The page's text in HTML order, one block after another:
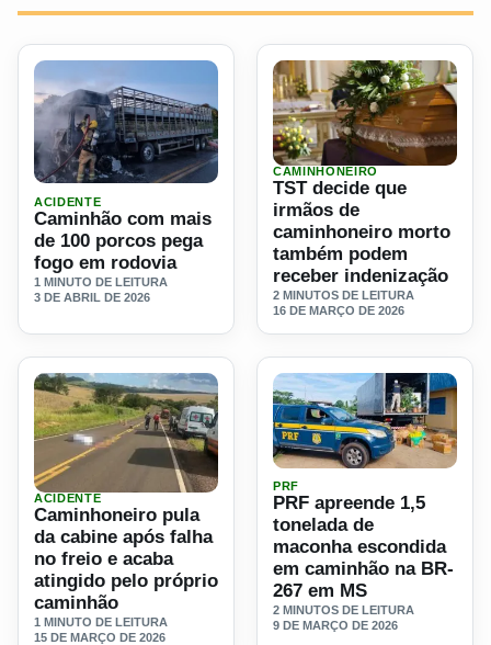
Ler materia: Caminhão com mais de 100 porcos pega
ACIDENTE
Caminhão com mais
de 100 porcos pega
fogo em rodovia
1 MINUTO DE LEITURA
3 DE ABRIL DE 2026
Ler materia: TST decide
CAMINHONEIRO
TST decide que
irmãos de
caminhoneiro morto
também podem
receber indenização
2 MINUTOS DE LEITURA
16 DE MARÇO DE 2026
Ler materia: Caminhoneiro pula da cabine após falha no
ACIDENTE
Caminhoneiro pula
da cabine após falha
no freio e acaba
atingido pelo próprio
caminhão
1 MINUTO DE LEITURA
15 DE MARÇO DE 2026
Ler materia: PRF
PRF
PRF apreende 1,5
tonelada de
maconha escondida
em caminhão na BR-
267 em MS
2 MINUTOS DE LEITURA
9 DE MARÇO DE 2026